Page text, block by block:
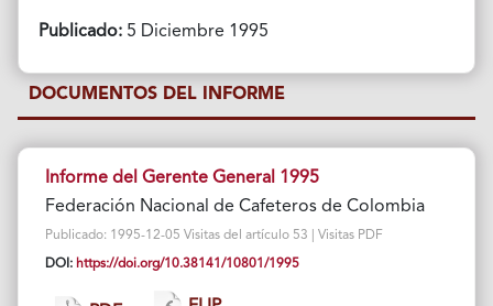
Publicado:5 Diciembre 1995
DOCUMENTOS DEL INFORME
Informe del Gerente General 1995
Federación Nacional de Cafeteros de Colombia
Publicado: 1995-12-05 Visitas del artículo 53 | Visitas PDF
DOI: https://doi.org/10.38141/10801/1995